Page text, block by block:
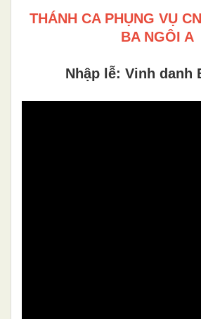
THÁNH CA PHỤNG VỤ
BA NGÔI A
Nhập lễ: Vinh danh